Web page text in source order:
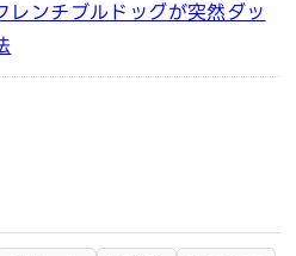
レンチブルドッグが突然ダッ